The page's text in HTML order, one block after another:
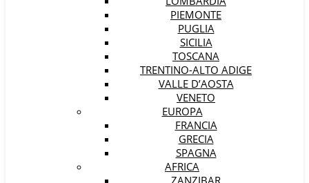
PIEMONTE
PUGLIA
SICILIA
TOSCANA
TRENTINO-ALTO ADIGE
VALLE D’AOSTA
VENETO
EUROPA
FRANCIA
GRECIA
SPAGNA
AFRICA
ZANZIBAR